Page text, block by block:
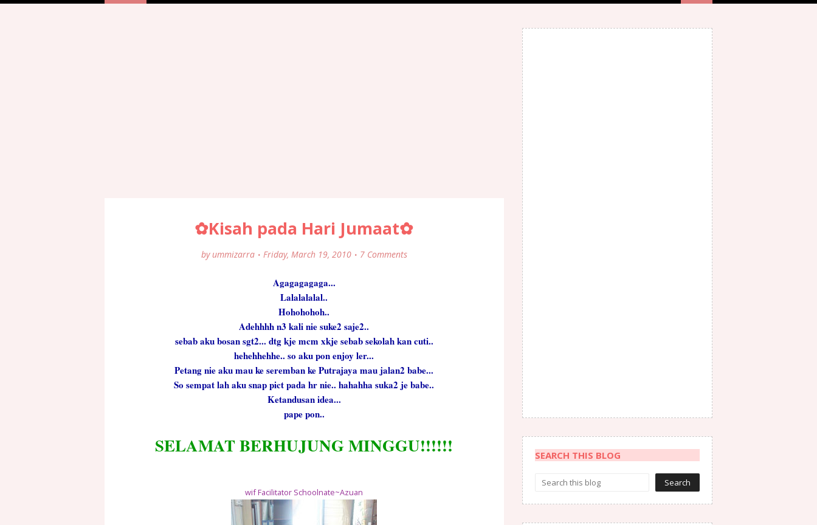
✿Kisah pada Hari Jumaat✿
by ummizarra Friday, March 19, 2010 7 Comments
Agagagagaga...
Lalalalalal..
Hohohohoh..
Adehhhh n3 kali nie suke2 saje2..
sebab aku bosan sgt2... dtg kje mcm xkje sebab sekolah kan cuti..
hehehhehhe.. so aku pon enjoy ler...
Petang nie aku mau ke serembanke Putrajaya mau jalan2 babe...
So sempat lah aku snap pict pada hr nie.. hahahha suka2 je babe..
Ketandusan idea...
pape pon..
SELAMAT BERHUJUNG MINGGU!!!!!!
wif Facilitator Schoolnate~Azuan
SEARCH THIS BLOG